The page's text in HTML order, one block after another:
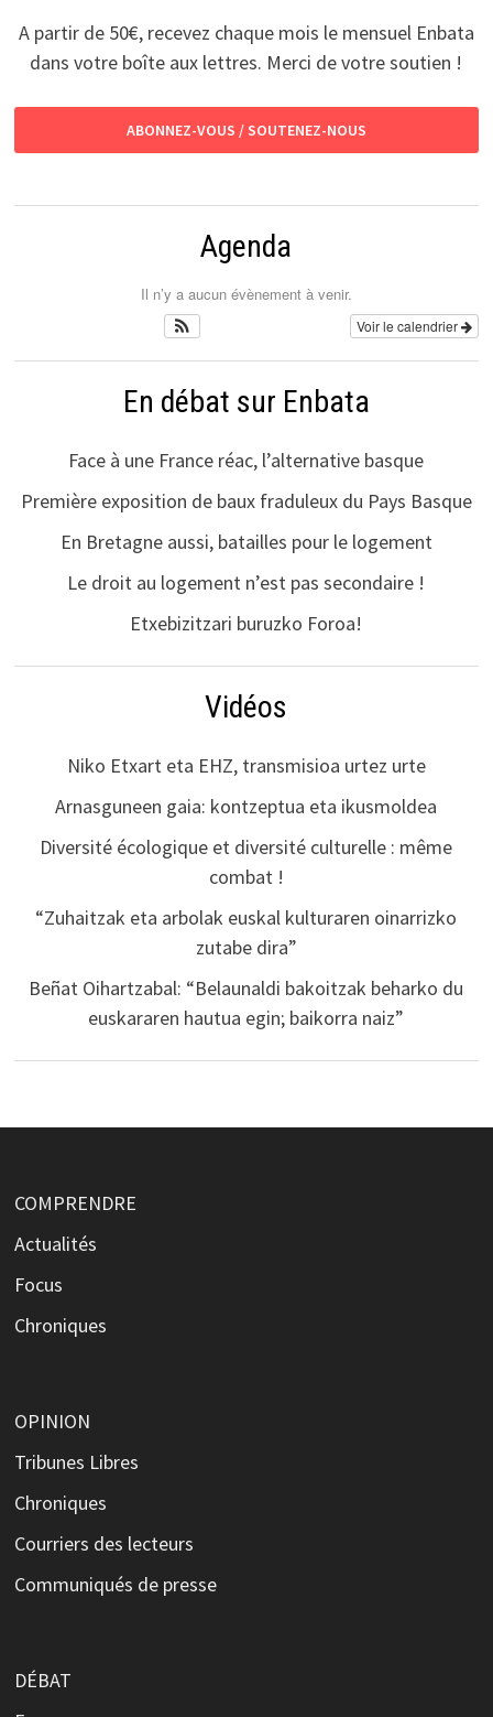
A partir de 50€, recevez chaque mois le mensuel Enbata
dans votre boîte aux lettres. Merci de votre soutien !
ABONNEZ-VOUS / SOUTENEZ-NOUS
Agenda
Il n’y a aucun évènement à venir.
Voir le calendrier
En débat sur Enbata
Face à une France réac, l’alternative basque
Première exposition de baux fraduleux du Pays Basque
En Bretagne aussi, batailles pour le logement
Le droit au logement n’est pas secondaire !
Etxebizitzari buruzko Foroa!
Vidéos
Niko Etxart eta EHZ, transmisioa urtez urte
Arnasguneen gaia: kontzeptua eta ikusmoldea
Diversité écologique et diversité culturelle : même
combat !
“Zuhaitzak eta arbolak euskal kulturaren oinarrizko
zutabe dira”
Beñat Oihartzabal: “Belaunaldi bakoitzak beharko du
euskararen hautua egin; baikorra naiz”
COMPRENDRE
Actualités
Focus
Chroniques
OPINION
Tribunes Libres
Chroniques
Courriers des lecteurs
Communiqués de presse
DÉBAT